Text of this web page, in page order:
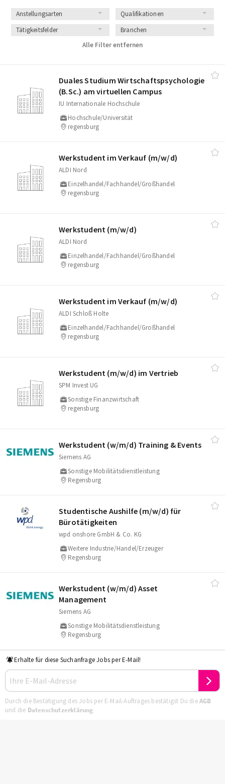
Anstellungsarten
Qualifikationen
Tätigkeitsfelder
Branchen
Alle Filter entfernen
Duales Studium Wirtschaftspsychologie
(B.Sc.) am virtuellen Campus
IU Internationale Hochschule
Hochschule/Universität
regensburg
Werkstudent im Verkauf (m/​w/​d)
ALDI Nord
Einzelhandel/Fachhandel/Großhandel
regensburg
Werkstudent (m/​w/​d)
ALDI Nord
Einzelhandel/Fachhandel/Großhandel
regensburg
Werkstudent im Verkauf (m/​w/​d)
ALDI Schloß Holte
Einzelhandel/Fachhandel/Großhandel
regensburg
Werkstudent (m/​w/​d) im Vertrieb
SPM Invest UG
Sonstige Finanzwirtschaft
regensburg
Werkstudent (w/​m/​d) Training & Events
Siemens AG
Sonstige Mobilitätsdienstleistung
Regensburg
Studentische Aushilfe (m/​w/​d) für
Bürotätigkeiten
wpd onshore GmbH & Co. KG
Weitere Industrie/Handel/Erzeuger
Regensburg
Werkstudent (w/​m/​d) Asset
Management
Siemens AG
Sonstige Mobilitätsdienstleistung
Regensburg
Erhalte für diese Suchanfrage Jobs per E-Mail!
Durch die Bestätigung des Jobs per E-Mail-Auftrages bestätigst Du dieAGB
und die Datenschutzerklärung